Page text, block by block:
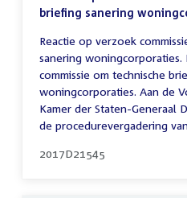
briefing sanering
Reactie op verzoek
sanering woningcorporaties.
commissie om technische
woningcorporaties. Aan de
Kamer der Staten-Generaal
de procedurevergadering
2017D21545